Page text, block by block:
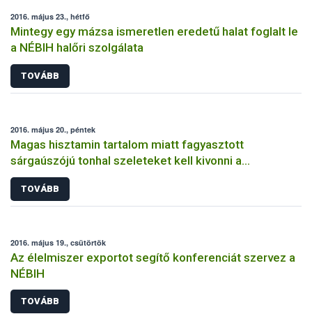
2016. május 23., hétfő
Mintegy egy mázsa ismeretlen eredetű halat foglalt le
a NÉBIH halőri szolgálata
TOVÁBB
2016. május 20., péntek
Magas hisztamin tartalom miatt fagyasztott
sárgaúszójú tonhal szeleteket kell kivonni a
forgalomból
TOVÁBB
2016. május 19., csütörtök
Az élelmiszer exportot segítő konferenciát szervez a
NÉBIH
TOVÁBB